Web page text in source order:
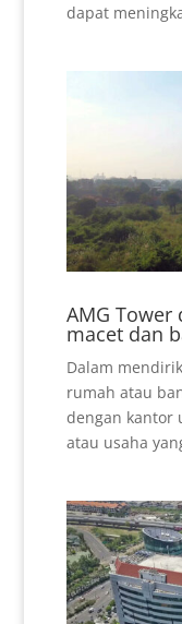
dapat
AMG
macet dan
Dalam
rumah atau
dengan kantor
atau usaha